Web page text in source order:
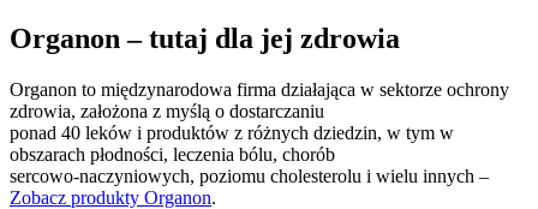
Organon – tutaj dla jej zdrowia
Organon to międzynarodowa firma działająca w sektorze ochrony
zdrowia, założona z myślą o dostarczaniu
ponad 40 leków i produktów z różnych dziedzin, w tym w
obszarach płodności, leczenia bólu, chorób
sercowo-naczyniowych, poziomu cholesterolu i wielu innych –
Zobacz produkty Organon.